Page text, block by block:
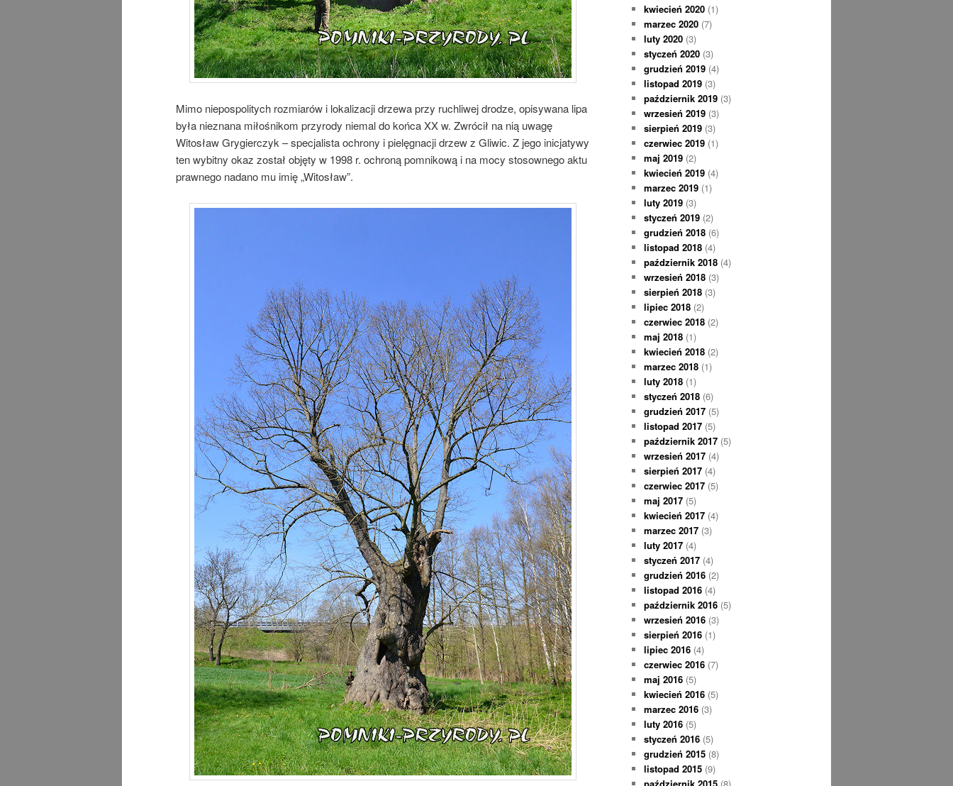
Mimo niepospolitych rozmiarów i lokalizacji drzewa przy ruchliwej drodze, opisywana lipa
była nieznana miłośnikom przyrody niemal do końca XX w. Zwrócił na nią uwagę
Witosław Grygierczyk – specjalista ochrony i pielęgnacji drzew z Gliwic. Z jego inicjatywy
ten wybitny okaz został objęty w 1998 r. ochroną pomnikową i na mocy stosownego aktu
prawnego nadano mu imię „Witosław”.
kwiecień 2020 (1)
marzec 2020 (7)
luty 2020 (3)
styczeń 2020 (3)
grudzień 2019 (4)
listopad 2019 (3)
październik 2019 (3)
wrzesień 2019 (3)
sierpień 2019 (3)
czerwiec 2019 (1)
maj 2019 (2)
kwiecień 2019 (4)
marzec 2019 (1)
luty 2019 (3)
styczeń 2019 (2)
grudzień 2018 (6)
listopad 2018 (4)
październik 2018 (4)
wrzesień 2018 (3)
sierpień 2018 (3)
lipiec 2018 (2)
czerwiec 2018 (2)
maj 2018 (1)
kwiecień 2018 (2)
marzec 2018 (1)
luty 2018 (1)
styczeń 2018 (6)
grudzień 2017 (5)
listopad 2017 (5)
październik 2017 (5)
wrzesień 2017 (4)
sierpień 2017 (4)
czerwiec 2017 (5)
maj 2017 (5)
kwiecień 2017 (4)
marzec 2017 (3)
luty 2017 (4)
styczeń 2017 (4)
grudzień 2016 (2)
listopad 2016 (4)
październik 2016 (5)
wrzesień 2016 (3)
sierpień 2016 (1)
lipiec 2016 (4)
czerwiec 2016 (7)
maj 2016 (5)
kwiecień 2016 (5)
marzec 2016 (3)
luty 2016 (5)
styczeń 2016 (5)
grudzień 2015 (8)
listopad 2015 (9)